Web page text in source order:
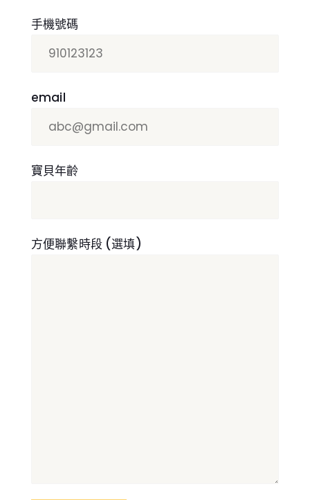
手機號碼
email
寶貝年齡
方便聯繫時段 (選填)